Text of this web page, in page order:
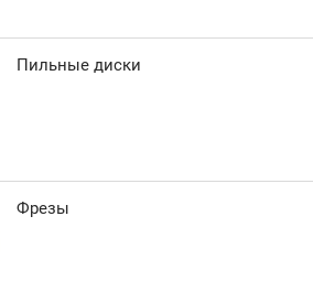
Пильные диски
Фрезы